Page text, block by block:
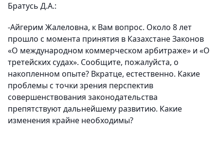
Братусь Д.А.:
-Айгерим Жалеловна, к Вам вопрос. Около 8 лет
прошло с момента принятия в Казахстане Законов
«О международном коммерческом арбитраже» и «О
третейских судах». Сообщите, пожалуйста, о
накопленном опыте? Вкратце, естественно. Какие
проблемы с точки зрения перспектив
совершенствования законодательства
препятствуют дальнейшему развитию. Какие
изменения крайне необходимы?